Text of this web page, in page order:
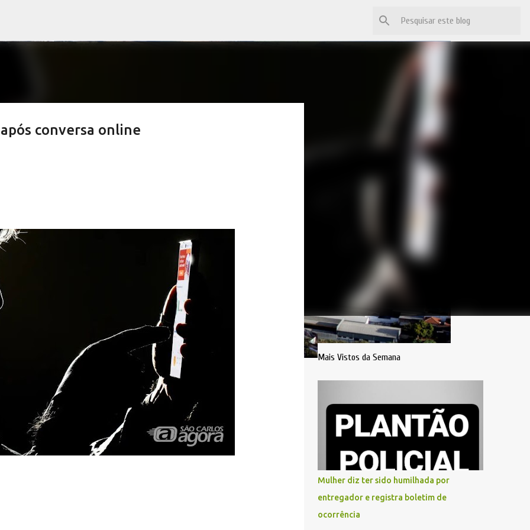
conversa online
Mais Vistos da Semana
Mulher diz ter sido humilhada por
entregador e registra boletim de
ocorrência